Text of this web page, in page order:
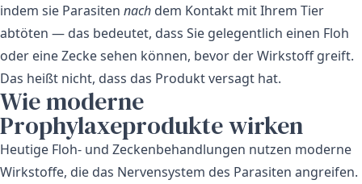
indem sie Parasiten nach dem Kontakt mit Ihrem Tier
abtöten — das bedeutet, dass Sie gelegentlich einen Floh
oder eine Zecke sehen können, bevor der Wirkstoff greift.
Das heißt nicht, dass das Produkt versagt hat.
Wie moderne
Prophylaxeprodukte wirken
Heutige Floh- und Zeckenbehandlungen nutzen moderne
Wirkstoffe, die das Nervensystem des Parasiten angreifen.